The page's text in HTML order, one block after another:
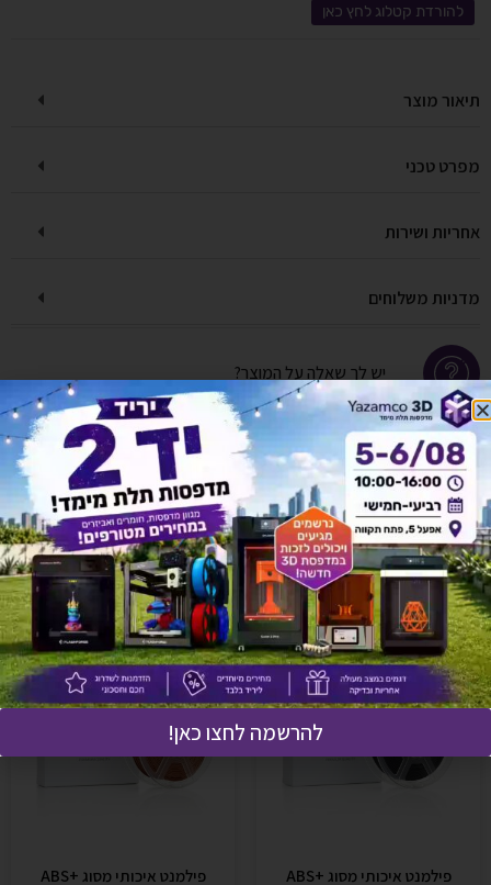
להורדת קטלוג לחץ כאן
תיאור מוצר
מפרט טכני
אחריות ושירות
מדניות משלוחים
יש לך שאלה על המוצר?
לחץ כאן ונציגנו יחזרו אליך בהקדם!
אולי יעניין אותך גם
פילמנט איכותי מסוג +ABS
פילמנט איכותי מסוג +ABS
להרשמה לחצו כאן!